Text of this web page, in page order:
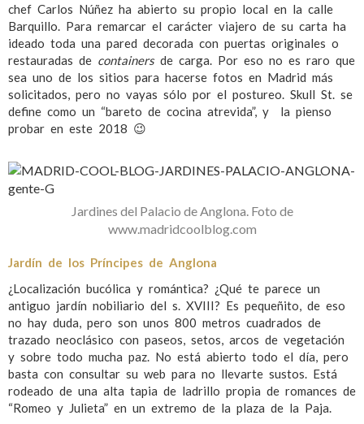
chef Carlos Núñez ha abierto su propio local en la calle
Barquillo. Para remarcar el carácter viajero de su carta ha
ideado toda una pared decorada con puertas originales o
restauradas de containersde carga. Por eso no es raro que
sea uno de los sitios para hacerse fotos en Madrid más
solicitados, pero no vayas sólo por el postureo. Skull St. se
define como un “bareto de cocina atrevida”, y la pienso
probar en este 2018 😉
Jardines del Palacio de Anglona. Foto de
www.madridcoolblog.com
Jardín de los Príncipes de Anglona
¿Localización bucólica y romántica? ¿Qué te parece un
antiguo jardín nobiliario del s. XVIII? Es pequeñito, de eso
no hay duda, pero son unos 800 metros cuadrados de
trazado neoclásico con paseos, setos, arcos de vegetación
y sobre todo mucha paz. No está abierto todo el día, pero
basta con consultar su web para no llevarte sustos. Está
rodeado de una alta tapia de ladrillo propia de romances de
“Romeo y Julieta” en un extremo de la plaza de la Paja.